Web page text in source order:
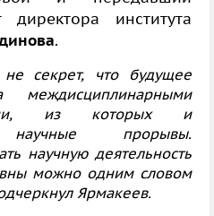
директора института
.
секрет, что будущее
междисциплинарными
из которых и
научные прорывы.
научную деятельность
можно одним словом
Ярмакеев.